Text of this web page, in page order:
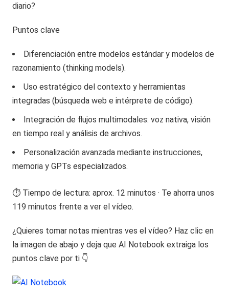
diario?
Puntos clave
Diferenciación entre modelos estándar y modelos de
razonamiento (thinking models).
Uso estratégico del contexto y herramientas
integradas (búsqueda web e intérprete de código).
Integración de flujos multimodales: voz nativa, visión
en tiempo real y análisis de archivos.
Personalización avanzada mediante instrucciones,
memoria y GPTs especializados.
⏱️ Tiempo de lectura: aprox. 12 minutos · Te ahorra unos
119 minutos frente a ver el vídeo.
¿Quieres tomar notas mientras ves el vídeo? Haz clic en
la imagen de abajo y deja que AI Notebook extraiga los
puntos clave por ti 👇